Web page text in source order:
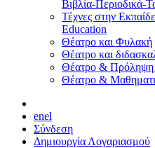
Βιβλία-Περιοδικά-
Τέχνες στην
Education
Θέατρο και Φυλακή
Θέατρο και
Θέατρο & Πρόληψη
Θέατρο &
enel
Σύνδεση
Δημιουργία Λογαριασμού